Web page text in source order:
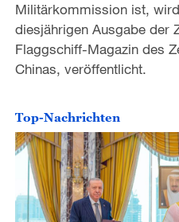
Militärkommission ist,
diesjährigen Ausgabe der
Flaggschiff-Magazin des
Chinas, veröffentlicht.
Top-Nachrichten